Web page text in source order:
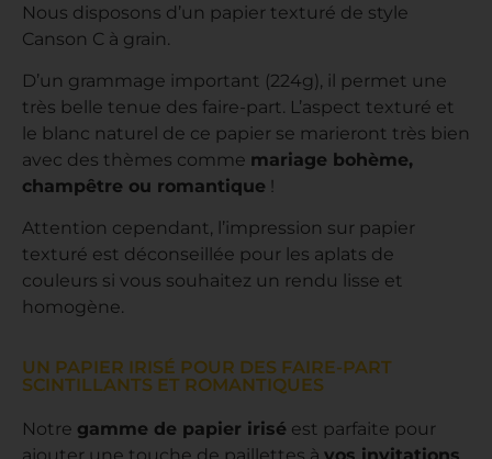
Nous disposons d’un papier texturé de style
Canson C à grain.
D’un grammage important (224g), il permet une
très belle tenue des faire-part. L’aspect texturé et
le blanc naturel de ce papier se marieront très bien
avec des thèmes comme mariage bohème,
champêtre ou romantique !
Attention cependant, l’impression sur papier
texturé est déconseillée pour les aplats de
couleurs si vous souhaitez un rendu lisse et
homogène.
UN PAPIER IRISÉ POUR DES FAIRE-PART
SCINTILLANTS ET ROMANTIQUES
Notre gamme de papier irisé est parfaite pour